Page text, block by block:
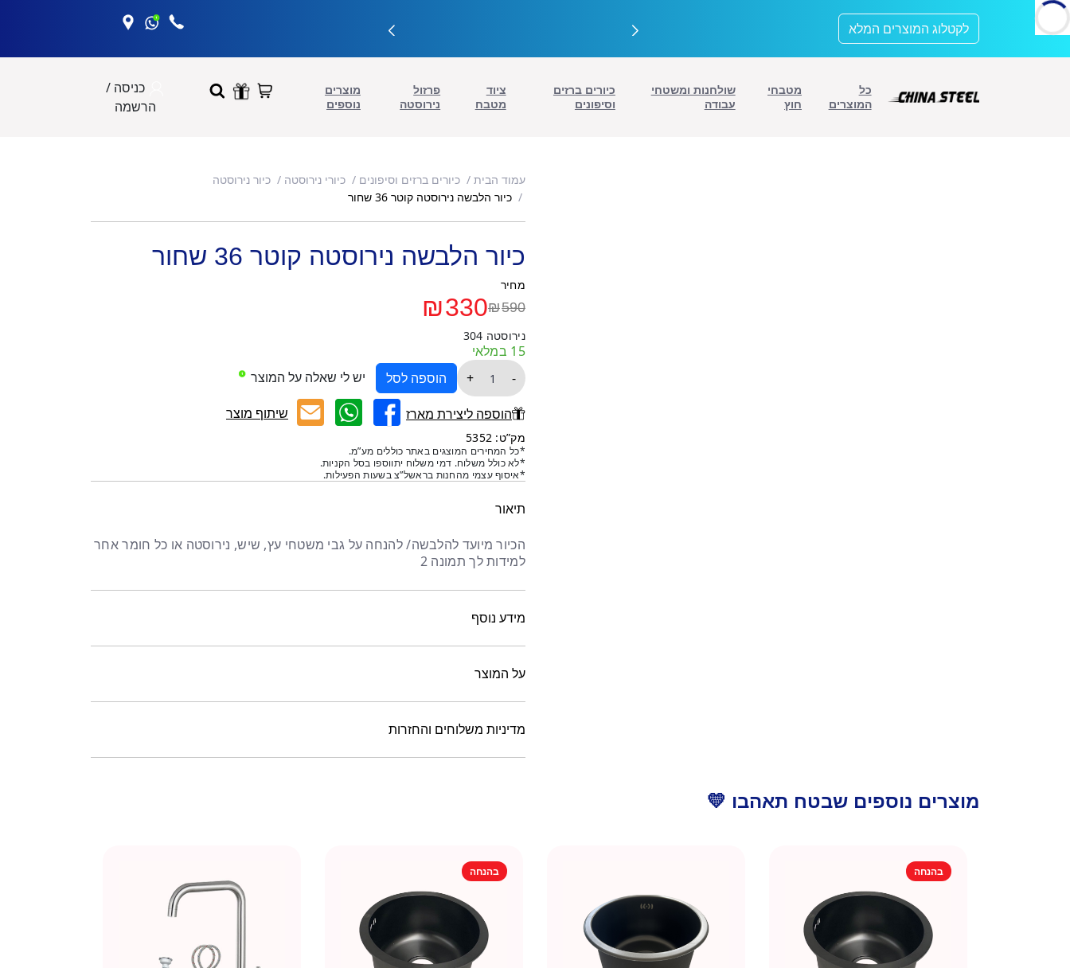
לתוכן
לקטלוג המוצרים המלא
כל
המוצרים
מטבחי
חוץ
שולחנות ומשטחי
עבודה
כיורים ברזים
וסיפונים
ציוד
מטבח
פרזול
נירוסטה
מוצרים
נוספים
כניסה /
הרשמה
עמוד הבית כיורים ברזים וסיפונים כיורי נירוסטה כיור נירוסטה
כיור הלבשה נירוסטה קוטר 36 שחור
כיור הלבשה נירוסטה קוטר 36 שחור
מחיר
₪590
המחיר
המקורי
היה:
₪590.
₪330
המחיר
הנוכחי
הוא:
₪330.
נירוסטה 304
15 במלאי
-
כמות
כיור
הלבשה
נירוסטה
קוטר
36
שחור
+ הוספה לסל יש לי שאלה על המוצר
הוספה ליצירת מארז שיתוף מוצר
מק”ט: 5352
*כל המחירים המוצגים באתר כוללים מע”מ.
*לא כולל משלוח. דמי משלוח יתווספו בסל הקניות.
*איסוף עצמי מהחנות בראשל”צ בשעות הפעילות.
תיאור
הכיור מיועד להלבשה/ להנחה על גבי משטחי עץ, שיש, נירוסטה או כל חומר אחר
למידות לך תמונה 2
מידע נוסף
על המוצר
מדיניות משלוחים והחזרות
מוצרים נוספים שבטח תאהבו 💛
בהנחה בהנחה